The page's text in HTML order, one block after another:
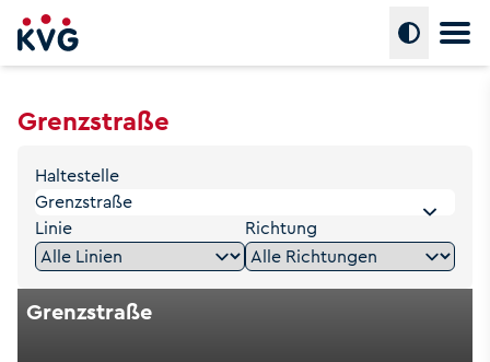
Grenzstraße
Haltestelle
Linie Richtung
Grenzstraße